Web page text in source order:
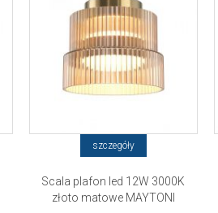
szczegóły
Scala plafon led 12W 3000K
złoto matowe MAYTONI